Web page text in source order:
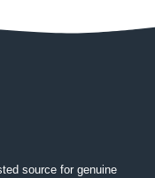
source for genuine